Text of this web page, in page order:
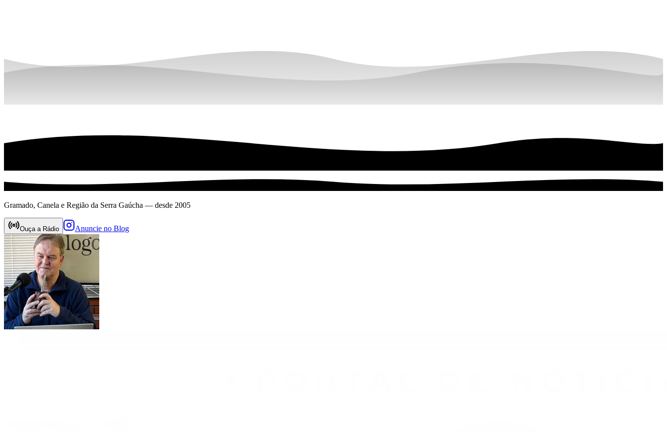
Gramado, Canela e Região da Serra Gaúcha — desde 2005
Ouça a Rádio Anuncie no Blog